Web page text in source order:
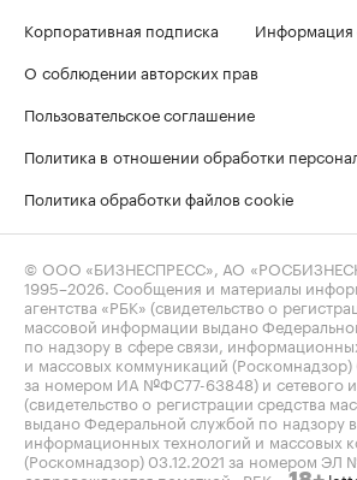
Корпоративная подписка
Информация
О соблюдении авторских прав
Пользовательское соглашение
Политика в отношении обработки
Политика обработки файлов cookie
© ООО «БИЗНЕСПРЕСС», АО
1995–2026 . Сообщения и материалы
агентства «РБК» (свидетельство о
массовой информации выдано
по надзору в сфере связи,
и массовых коммуникаций (Роскомнадзор)
за номером ИА №ФС77-63848) и сетевого
(свидетельство о регистрации средства
выдано Федеральной службой по надзору в
информационных технологий и массовых
(Роскомнадзор) 03.12.2021 за номером